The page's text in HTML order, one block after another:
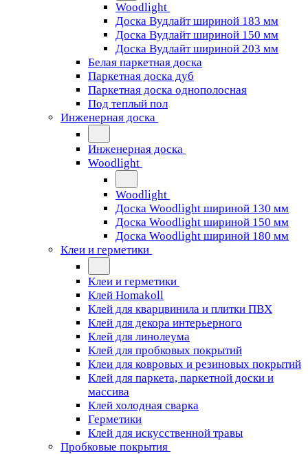
Woodlight
Доска Вудлайт шириной 183 мм
Доска Вудлайт шириной 150 мм
Доска Вудлайт шириной 203 мм
Белая паркетная доска
Паркетная доска дуб
Паркетная доска однополосная
Под теплый пол
Инженерная доска
Инженерная доска
Woodlight
Woodlight
Доска Woodlight шириной 130 мм
Доска Woodlight шириной 150 мм
Доска Woodlight шириной 180 мм
Клеи и герметики
Клеи и герметики
Клей Homakoll
Клей для кварцвинила и плитки ПВХ
Клей для декора интерьерного
Клей для линолеума
Клей для пробковых покрытий
Клеи для ковровых и резиновых покрытий
Клей для паркета, паркетной доски и
массива
Клей холодная сварка
Герметики
Клей для искусственной травы
Пробковые покрытия